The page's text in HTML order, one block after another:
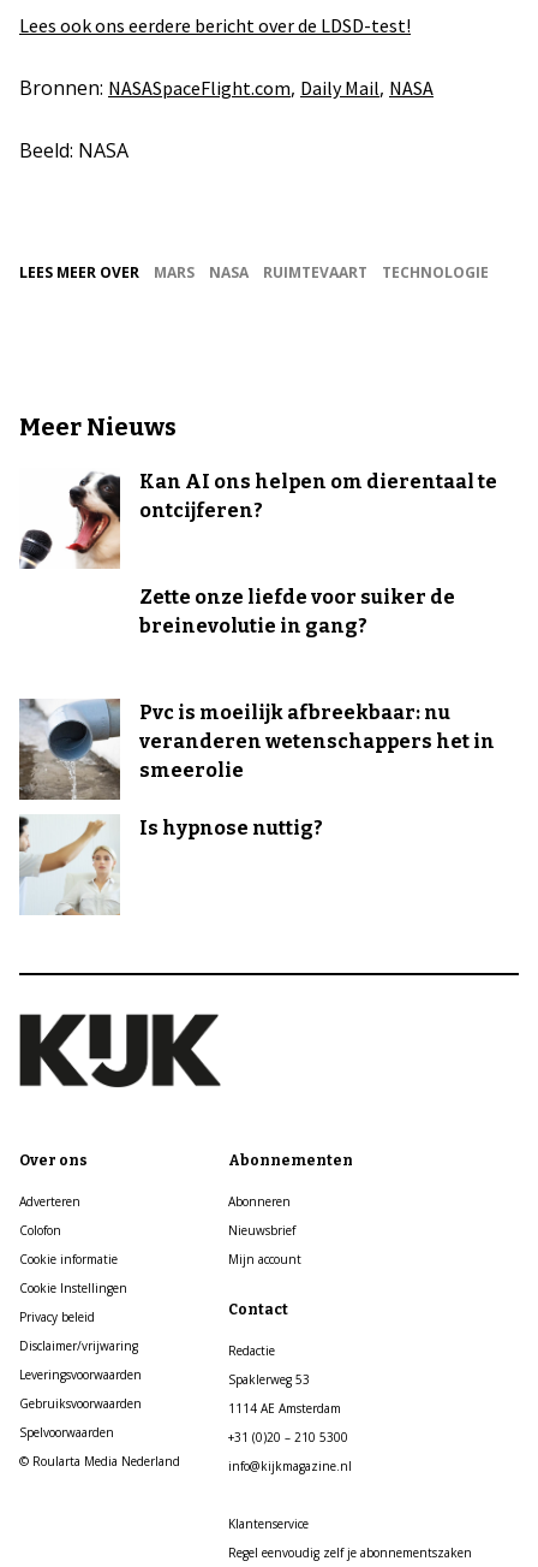
Lees ook ons eerdere bericht over de LDSD-test!
Bronnen: NASASpaceFlight.com, Daily Mail, NASA
Beeld: NASA
LEES MEER OVER MARS NASA RUIMTEVAART TECHNOLOGIE
Meer Nieuws
Kan AI ons helpen om dierentaal te
ontcijferen?
Zette onze liefde voor suiker de
breinevolutie in gang?
Pvc is moeilijk afbreekbaar: nu
veranderen wetenschappers het in
smeerolie
Is hypnose nuttig?
Over ons
Adverteren
Colofon
Cookie informatie
Cookie Instellingen
Privacy beleid
Disclaimer/vrijwaring
Leveringsvoorwaarden
Gebruiksvoorwaarden
Spelvoorwaarden
© Roularta Media Nederland
Abonnementen
Abonneren
Nieuwsbrief
Mijn account
Contact
Redactie
Spaklerweg 53
1114 AE Amsterdam
+31 (0)20 – 210 5300
info@kijkmagazine.nl
Klantenservice
Regel eenvoudig zelf je abonnementszaken